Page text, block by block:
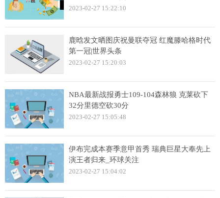
2023-02-27 15:22:10
鹿晗发文晒图庆祝曼联夺冠 红魔滕哈格时代
第一冠|世界头条
2023-02-27 15:20:03
NBA最新战报勇士109-104森林狼 克莱砍下
32分里德空砍30分
2023-02-27 15:05:48
伊布完成本赛季意甲首秀 瑞典巨星大奉先上
演王者归来_环球关注
2023-02-27 15:04:02